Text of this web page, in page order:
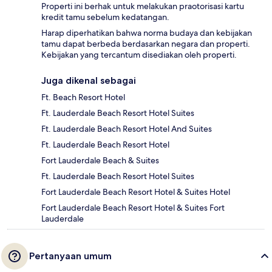
Properti ini berhak untuk melakukan praotorisasi kartu
kredit tamu sebelum kedatangan.
Harap diperhatikan bahwa norma budaya dan kebijakan
tamu dapat berbeda berdasarkan negara dan properti.
Kebijakan yang tercantum disediakan oleh properti.
Juga dikenal sebagai
Ft. Beach Resort Hotel
Ft. Lauderdale Beach Resort Hotel Suites
Ft. Lauderdale Beach Resort Hotel And Suites
Ft. Lauderdale Beach Resort Hotel
Fort Lauderdale Beach & Suites
Ft. Lauderdale Beach Resort Hotel Suites
Fort Lauderdale Beach Resort Hotel & Suites Hotel
Fort Lauderdale Beach Resort Hotel & Suites Fort
Lauderdale
Pertanyaan umum